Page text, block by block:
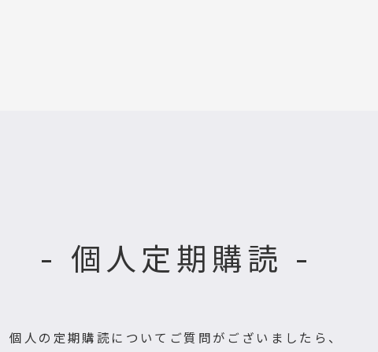
- 個人定期購読 -
個人の定期購読についてご質問がございましたら、